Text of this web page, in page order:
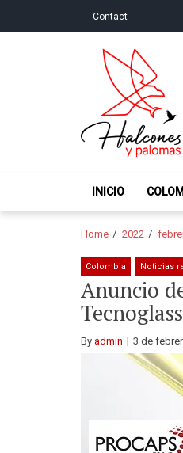
Contact
INICIO
Home 2022
Colombia Noticias
Anuncio
By admin 3 de